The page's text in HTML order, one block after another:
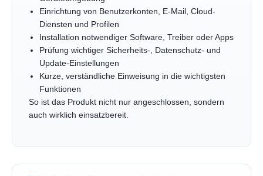
Einrichtung von Benutzerkonten, E-Mail, Cloud-
Diensten und Profilen
Installation notwendiger Software, Treiber oder Apps
Prüfung wichtiger Sicherheits-, Datenschutz- und
Update-Einstellungen
Kurze, verständliche Einweisung in die wichtigsten
Funktionen
So ist das Produkt nicht nur angeschlossen, sondern
auch wirklich einsatzbereit.